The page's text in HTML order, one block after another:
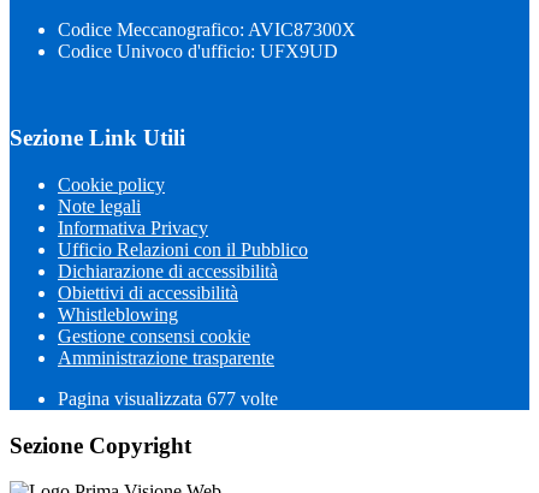
Codice Meccanografico: AVIC87300X
Codice Univoco d'ufficio: UFX9UD
Sezione Link Utili
Cookie policy
Note legali
Informativa Privacy
Ufficio Relazioni con il Pubblico
Dichiarazione di accessibilità
Obiettivi di accessibilità
Whistleblowing
Gestione consensi cookie
Amministrazione trasparente
Pagina visualizzata 677 volte
Sezione Copyright